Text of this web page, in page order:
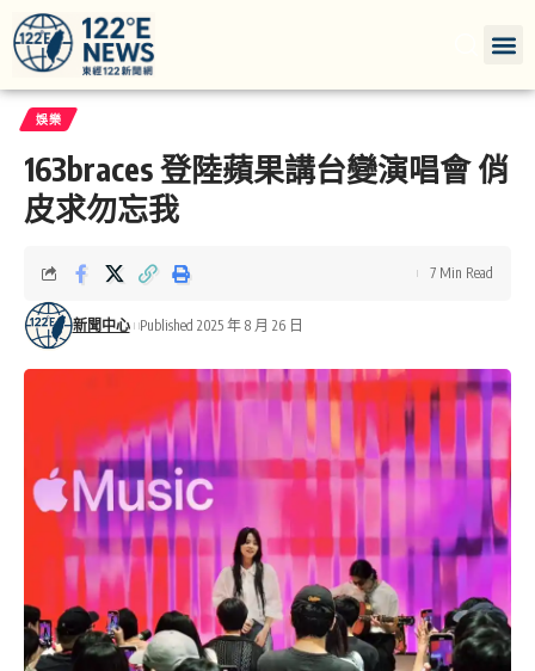
娛樂
163braces 登陸蘋果講台變演唱會 俏
皮求勿忘我
新聞中心 Published 2025 年 8 月 26 日
7 Min Read